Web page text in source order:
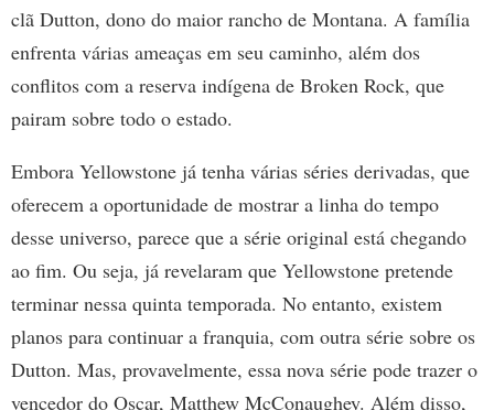
clã Dutton, dono do maior rancho de Montana. A família
enfrenta várias ameaças em seu caminho, além dos
conflitos com a reserva indígena de Broken Rock, que
pairam sobre todo o estado.
Embora Yellowstone já tenha várias séries derivadas, que
oferecem a oportunidade de mostrar a linha do tempo
desse universo, parece que a série original está chegando
ao fim. Ou seja, já revelaram que Yellowstone pretende
terminar nessa quinta temporada. No entanto, existem
planos para continuar a franquia, com outra série sobre os
Dutton. Mas, provavelmente, essa nova série pode trazer o
vencedor do Oscar, Matthew McConaughey. Além disso,